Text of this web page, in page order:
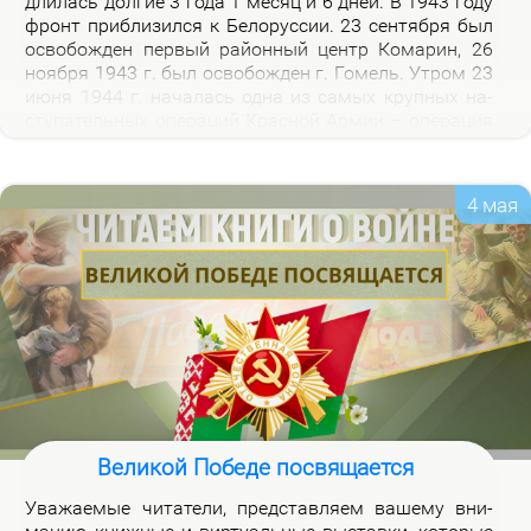
фронт при­бли­зил­ся к Бе­ло­рус­сии. 23 сен­тяб­ря был
осво­бож­ден пер­вый рай­он­ный центр Ко­ма­рин, 26
но­яб­ря 1943 г. был осво­бож­ден г. Го­мель. Утром 23
за­хват­чи­ков с тер­ри­то­рии Бе­ло­рус­сии.
4 мая
Великой Победе посвящается
Ува­жа­е­мые чи­та­те­ли, пред­став­ля­ем ва­ше­му вни­